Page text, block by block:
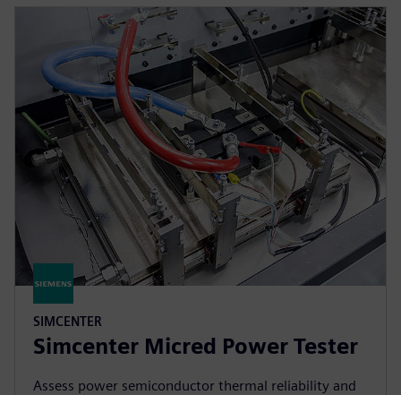
SIMCENTER
Simcenter Micred Power Tester
Assess power semiconductor thermal reliability and